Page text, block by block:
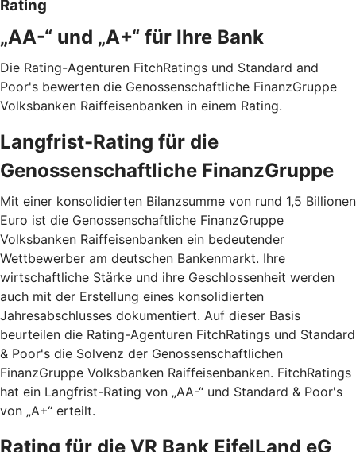
Rating
„AA-“ und „A+“ für Ihre Bank
Die Rating-Agenturen FitchRatings und Standard and
Poor's bewerten die Genossenschaftliche FinanzGruppe
Volksbanken Raiffeisenbanken in einem Rating.
Langfrist-Rating für die
Genossenschaftliche FinanzGruppe
Mit einer konsolidierten Bilanzsumme von rund 1,5 Billionen
Euro ist die Genossenschaftliche FinanzGruppe
Volksbanken Raiffeisenbanken ein bedeutender
Wettbewerber am deutschen Bankenmarkt. Ihre
wirtschaftliche Stärke und ihre Geschlossenheit werden
auch mit der Erstellung eines konsolidierten
Jahresabschlusses dokumentiert. Auf dieser Basis
beurteilen die Rating-Agenturen FitchRatings und Standard
& Poor's die Solvenz der Genossenschaftlichen
FinanzGruppe Volksbanken Raiffeisenbanken. FitchRatings
hat ein Langfrist-Rating von „AA-“ und Standard & Poor's
von „A+“ erteilt.
Rating für die VR Bank EifelLand eG